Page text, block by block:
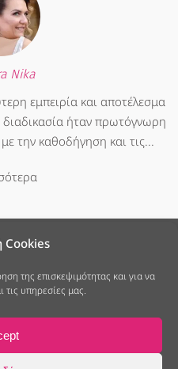
Cookies
της επισκεψιμότητας και για να
τις υπηρεσίες μας.
Nika
εμπειρία και αποτέλεσμα
ήταν πρωτόγνωρη
την καθοδήγηση και τις...